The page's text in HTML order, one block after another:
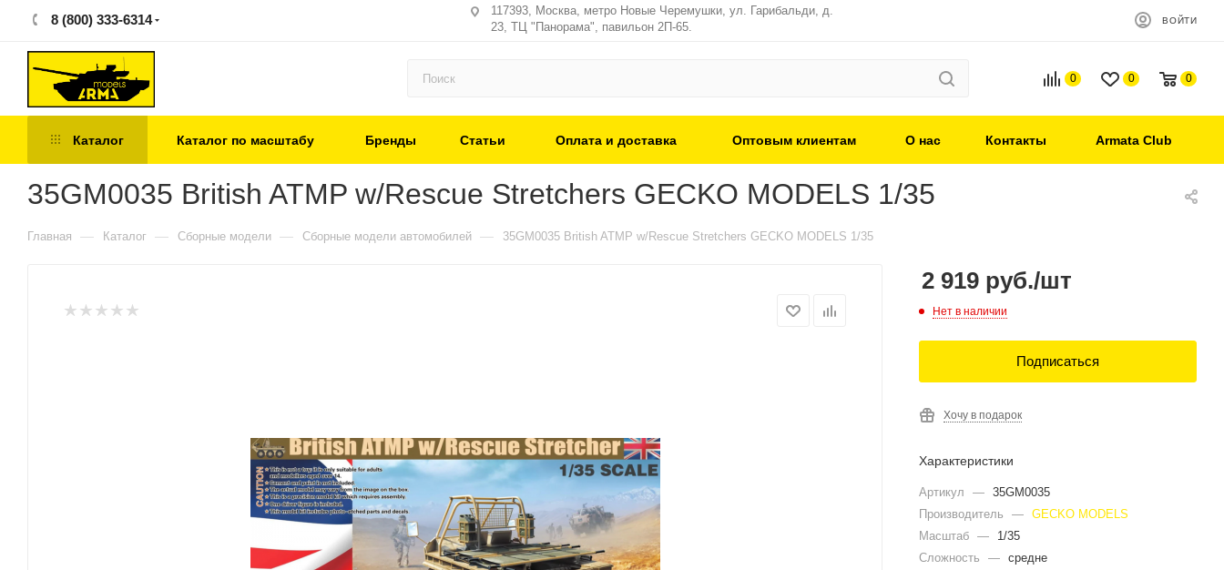
8 (800) 333-6314
117393, Москва, метро Новые Черемушки, ул. Гарибальди, д.
23, ТЦ "Панорама", павильон 2П-65.
ВОЙТИ
0 0 0
Каталог Каталог по масштабу Бренды Статьи Оплата и доставка Оптовым клиентам О нас Контакты Armata Club
35GM0035 British ATMP w/Rescue Stretchers GECKO MODELS 1/35
Главная — Каталог — Сборные модели — Сборные модели автомобилей — 35GM0035 British ATMP w/Rescue Stretchers GECKO MODELS 1/35
2 919 руб./шт
Нет в наличии
Подписаться
Хочу в подарок
Характеристики
Артикул — 35GM0035
Производитель
— GECKO MODELS
Масштаб —
1/35
Сложность
— средне